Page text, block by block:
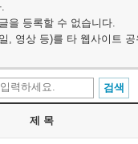
을 등록할 수 없습니다.
, 영상 등)를 타 웹사이트
제 목